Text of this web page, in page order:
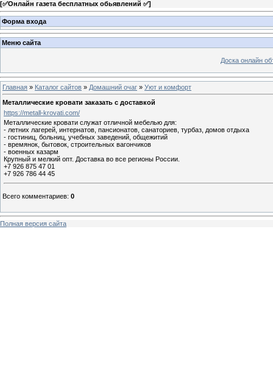
[✅Онлайн газета бесплатных обьявлений ✅]
Форма входа
Меню сайта
Доска онлайн
Главная » Каталог сайтов » Домашний очаг » Уют и комфорт
Металлические кровати заказать с доставкой
https://metall-krovati.com/
Металлические кровати служат отличной мебелью для:
- летних лагерей, интернатов, пансионатов, санаториев, турбаз, домов отдыха
- гостиниц, больниц, учебных заведений, общежитий
- времянок, бытовок, строительных вагончиков
- военных казарм
Крупный и мелкий опт. Доставка во все регионы России.
+7 926 875 47 01
+7 926 786 44 45
Всего комментариев: 0
Полная версия сайта